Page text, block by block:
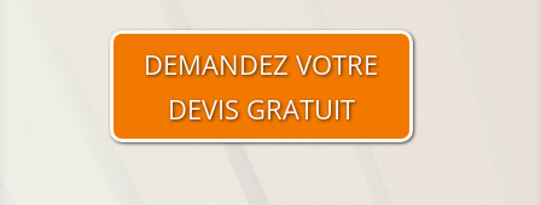
DEMANDEZ VOTRE
DEVIS GRATUIT